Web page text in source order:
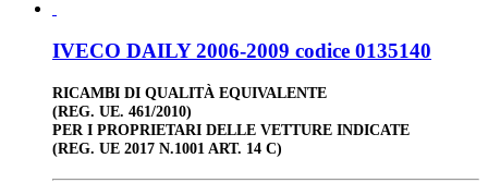
IVECO DAILY 2006-2009 codice 0135140
RICAMBI DI QUALITÀ EQUIVALENTE
(REG. UE. 461/2010)
PER I PROPRIETARI DELLE VETTURE INDICATE
(REG. UE 2017 N.1001 ART. 14 C)